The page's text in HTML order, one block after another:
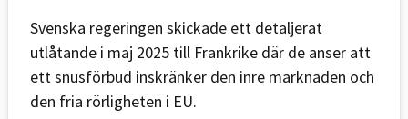
Svenska regeringen skickade ett detaljerat
utlåtande i maj 2025 till Frankrike där de anser att
ett snusförbud inskränker den inre marknaden och
den fria rörligheten i EU.